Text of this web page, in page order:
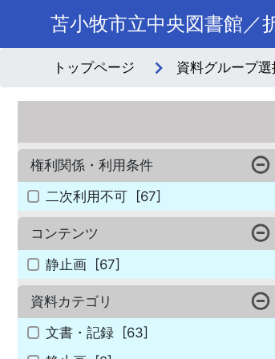
苫小牧市立中央図書館／
トップページ 資料グループ選
権利関係・利用条件
二次利用不可 [67]
コンテンツ
静止画 [67]
資料カテゴリ
文書・記録 [63]